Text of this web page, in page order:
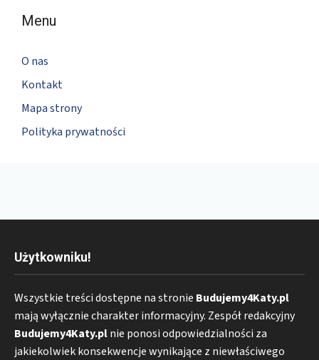
Menu
O nas
Kontakt
Mapa strony
Polityka prywatności
Użytkowniku!
Wszystkie treści dostępne na stronie Budujemy4Katy.pl
mają wyłącznie charakter informacyjny. Zespół redakcyjny
Budujemy4Katy.plnie ponosi odpowiedzialności za
jakiekolwiek konsekwencje wynikające z niewłaściwego